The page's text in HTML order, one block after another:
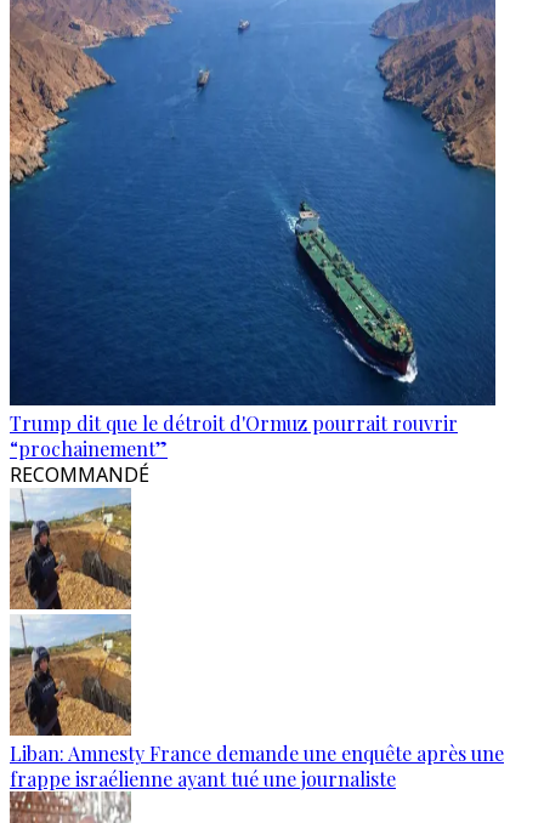
Trump dit que le détroit d'Ormuz pourrait rouvrir
“prochainement”
RECOMMANDÉ
Liban: Amnesty France demande une enquête après une
frappe israélienne ayant tué une journaliste